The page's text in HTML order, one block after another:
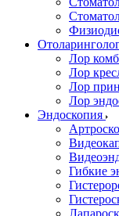
Лор
Лор
Лор
Лор
Эндоскопия
Гибкие